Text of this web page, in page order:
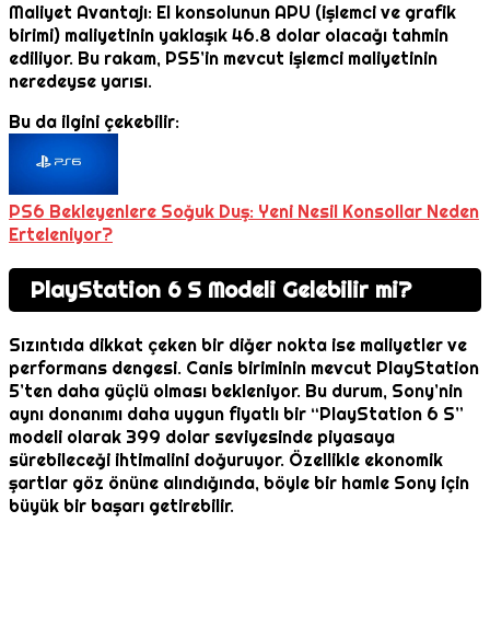
Maliyet Avantajı: El konsolunun APU (işlemci ve grafik
birimi) maliyetinin yaklaşık 46.8 dolar olacağı tahmin
ediliyor. Bu rakam, PS5’in mevcut işlemci maliyetinin
neredeyse yarısı.
Bu da ilgini çekebilir:
PS6 Bekleyenlere Soğuk Duş: Yeni Nesil Konsollar Neden
Erteleniyor?
PlayStation 6 S Modeli Gelebilir mi?
Sızıntıda dikkat çeken bir diğer nokta ise maliyetler ve
performans dengesi. Canis biriminin mevcut PlayStation
5’ten daha güçlü olması bekleniyor. Bu durum, Sony’nin
aynı donanımı daha uygun fiyatlı bir “PlayStation 6 S”
modeli olarak 399 dolar seviyesinde piyasaya
sürebileceği ihtimalini doğuruyor. Özellikle ekonomik
şartlar göz önüne alındığında, böyle bir hamle Sony için
büyük bir başarı getirebilir.